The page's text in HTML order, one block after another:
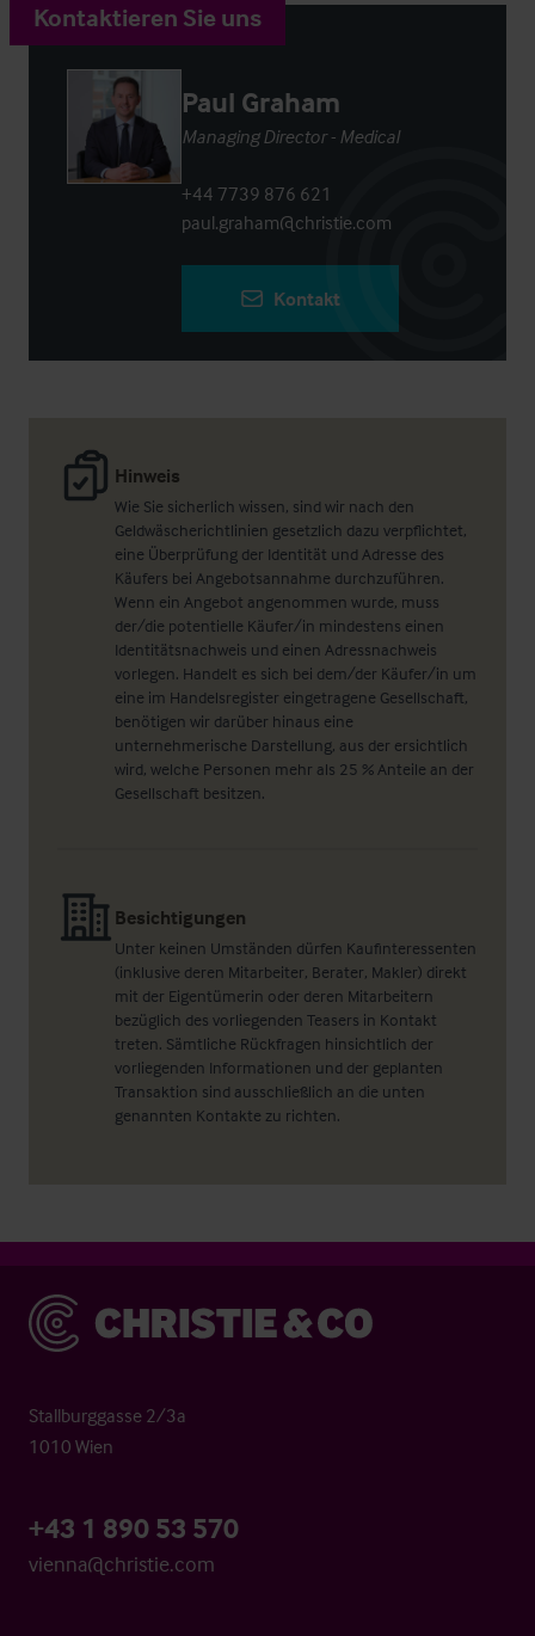
Hinweis
Wie Sie sicherlich wissen, sind wir nach den
Geldwäscherichtlinien gesetzlich dazu verpflichtet,
eine Überprüfung der Identität und Adresse des
Käufers bei Angebotsannahme durchzuführen.
Wenn ein Angebot angenommen wurde, muss
der/die potentielle Käufer/in mindestens einen
Identitätsnachweis und einen Adressnachweis
vorlegen. Handelt es sich bei dem/der Käufer/in um
eine im Handelsregister eingetragene Gesellschaft,
benötigen wir darüber hinaus eine
unternehmerische Darstellung, aus der ersichtlich
wird, welche Personen mehr als 25 % Anteile an der
Gesellschaft besitzen.
Besichtigungen
Unter keinen Umständen dürfen Kaufinteressenten
(inklusive deren Mitarbeiter, Berater, Makler) direkt
mit der Eigentümerin oder deren Mitarbeitern
bezüglich des vorliegenden Teasers in Kontakt
treten. Sämtliche Rückfragen hinsichtlich der
vorliegenden Informationen und der geplanten
Transaktion sind ausschließlich an die unten
genannten Kontakte zu richten.
Kontaktieren Sie uns
Paul Graham
Managing Director - Medical
+44 7739 876 621
paul.graham@christie.com
Kontakt
Christie & Co
Stallburggasse 2/3a
1010 Wien
+43 1 890 53 570
vienna@christie.com